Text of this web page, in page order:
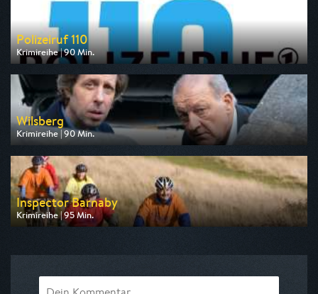
Polizeiruf 110
Krimireihe | 90 Min.
Ausgestrahlt von MDR
am 10.08.2026, 20:15
Wilsberg
Krimireihe | 90 Min.
Ausgestrahlt von ZDF neo
am 12.08.2026, 20:15
Inspector Barnaby
Krimireihe | 95 Min.
Ausgestrahlt von ZDF neo